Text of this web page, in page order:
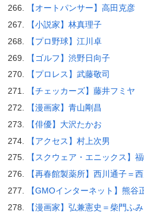
【オートパンサー】高田克彦
【小説家】林真理子
【プロ野球】江川卓
【ゴルフ】渋野日向子
【プロレス】武藤敬司
【チェッカーズ】藤井フミヤ
【漫画家】青山剛昌
【俳優】大沢たかお
【アクセス】村上次男
【スクウェア・エニックス】
【再春館製薬所】西川通子＝
【GMOインターネット】熊谷
【漫画家】弘兼憲史＝柴門ふみ